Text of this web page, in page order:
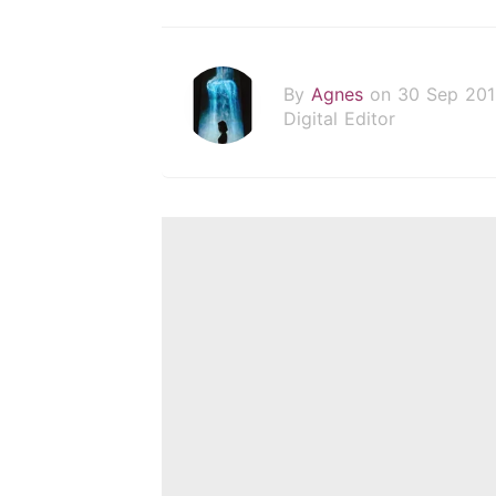
By Agnes on 30 Sep
Digital Editor